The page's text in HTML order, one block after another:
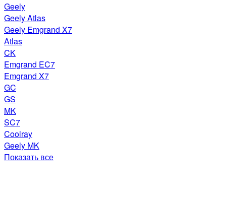
Geely
Geely Atlas
Geely Emgrand X7
Atlas
CK
Emgrand EC7
Emgrand X7
GC
GS
MK
SC7
Coolray
Geely MK
Показать все